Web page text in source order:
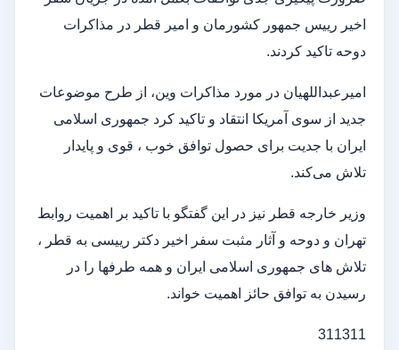
اخیر رییس جمهور کشورمان و امیر قطر در مذاکرات
دوحه تاکید کردند.
امیرعبداللهیان در مورد مذاکرات وین، از طرح موضوعات
جدید از سوی آمریکا انتقاد و تاکید کرد جمهوری اسلامی
ایران با جدیت برای حصول توافق خوب ، قوی و پایدار
تلاش می‌کند.
وزیر خارجه قطر نیز در این گفتگو با تاکید بر اهمیت روابط
تهران و دوحه و آثار مثبت سفر اخیر دکتر رییسی به قطر ،
تلاش های جمهوری اسلامی ایران و همه طرفها را در
رسیدن به توافق حائز اهمیت خواند.
311311